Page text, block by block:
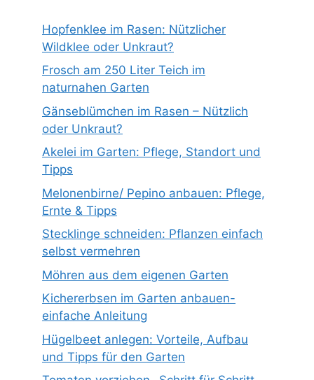
Hopfenklee im Rasen: Nützlicher
Wildklee oder Unkraut?
Frosch am 250 Liter Teich im
naturnahen Garten
Gänseblümchen im Rasen – Nützlich
oder Unkraut?
Akelei im Garten: Pflege, Standort und
Tipps
Melonenbirne/ Pepino anbauen: Pflege,
Ernte & Tipps
Stecklinge schneiden: Pflanzen einfach
selbst vermehren
Möhren aus dem eigenen Garten
Kichererbsen im Garten anbauen-
einfache Anleitung
Hügelbeet anlegen: Vorteile, Aufbau
und Tipps für den Garten